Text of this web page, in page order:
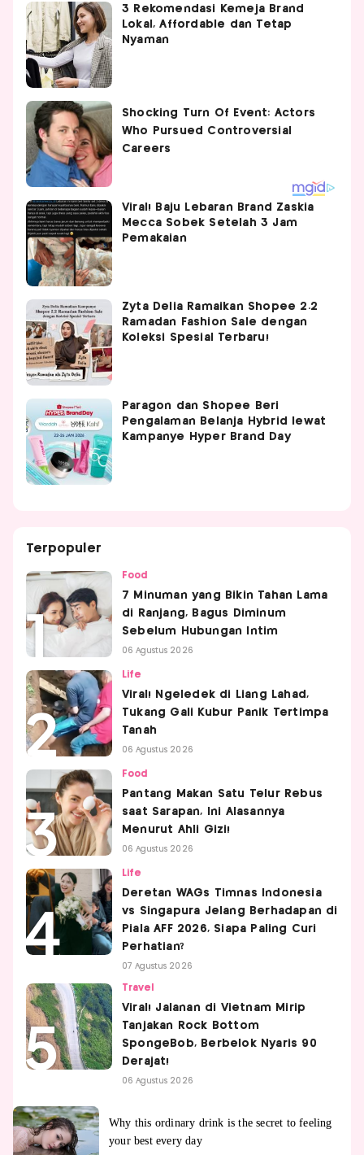
3 Rekomendasi Kemeja Brand
Lokal, Affordable dan Tetap
Nyaman
Viral! Baju Lebaran Brand Zaskia
Mecca Sobek Setelah 3 Jam
Pemakaian
Zyta Delia Ramaikan Shopee 2.2
Ramadan Fashion Sale dengan
Koleksi Spesial Terbaru!
Paragon dan Shopee Beri
Pengalaman Belanja Hybrid lewat
Kampanye Hyper Brand Day
Terpopuler
Food
7 Minuman yang Bikin Tahan Lama
di Ranjang, Bagus Diminum
Sebelum Hubungan Intim
06 Agustus 2026
Life
Viral! Ngeledek di Liang Lahad,
Tukang Gali Kubur Panik Tertimpa
Tanah
06 Agustus 2026
Food
Pantang Makan Satu Telur Rebus
saat Sarapan, Ini Alasannya
Menurut Ahli Gizi!
06 Agustus 2026
Life
Deretan WAGs Timnas Indonesia
vs Singapura Jelang Berhadapan di
Piala AFF 2026, Siapa Paling Curi
Perhatian?
07 Agustus 2026
Travel
Viral! Jalanan di Vietnam Mirip
Tanjakan Rock Bottom
SpongeBob, Berbelok Nyaris 90
Derajat!
06 Agustus 2026